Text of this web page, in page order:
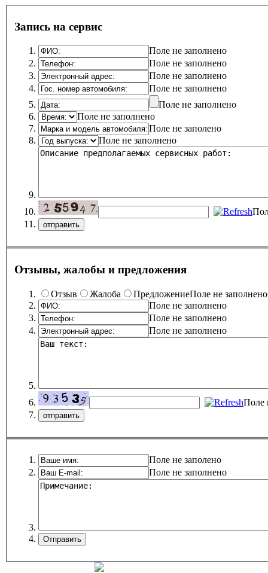
Запись на сервис
Поле не заполнено
Поле не заполнено
Поле не заполнено
Поле не заполнено
Поле не заполнено
Поле не заполнено
Поле не заполено
Поле не заполнено
Отзывы, жалобы и предложения
Отзыв Жалоба ПредложениеПоле не заполнено
Поле не заполнено
Поле не заполнено
Поле не заполнено
Поле
Поле не заполено
Поле не заполнено